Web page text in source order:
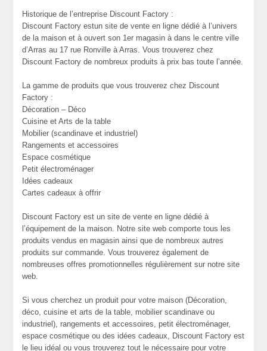
Historique de l’entreprise Discount Factory :
Discount Factory estun site de vente en ligne dédié à l’univers
de la maison et à ouvert son 1er magasin à dans le centre ville
d’Arras au 17 rue Ronville à Arras. Vous trouverez chez
Discount Factory de nombreux produits à prix bas toute l’année.
La gamme de produits que vous trouverez chez Discount
Factory :
Décoration – Déco
Cuisine et Arts de la table
Mobilier (scandinave et industriel)
Rangements et accessoires
Espace cosmétique
Petit électroménager
Idées cadeaux
Cartes cadeaux à offrir
Discount Factory est un site de vente en ligne dédié à
l’équipement de la maison. Notre site web comporte tous les
produits vendus en magasin ainsi que de nombreux autres
produits sur commande. Vous trouverez également de
nombreuses offres promotionnelles régulièrement sur notre site
web.
Si vous cherchez un produit pour votre maison (Décoration,
déco, cuisine et arts de la table, mobilier scandinave ou
industriel), rangements et accessoires, petit électroménager,
espace cosmétique ou des idées cadeaux, Discount Factory est
le lieu idéal ou vous trouverez tout le nécessaire pour votre